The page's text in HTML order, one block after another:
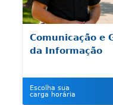
Comunicação e
da Informação
Escolha sua
carga horária